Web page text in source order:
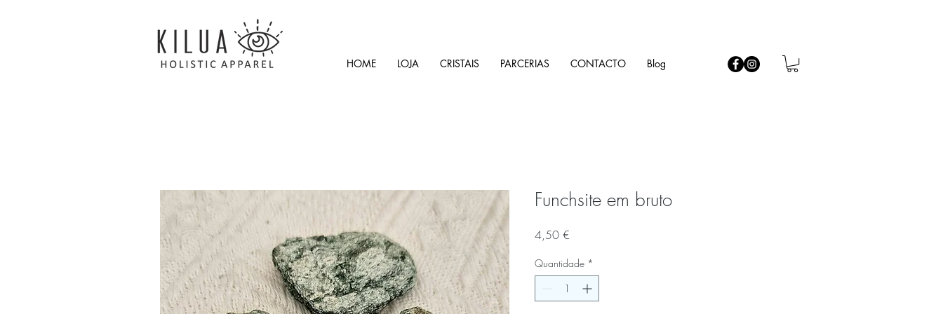
HOME LOJA CRISTAIS PARCERIAS CONTACTO Blog
Funchsite em bruto
4,50 €
Quantidade *